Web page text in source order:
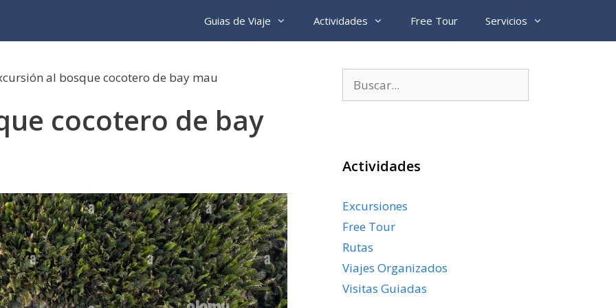
Guias de Viaje Actividades Free Tour Servicios
al bosque cocotero de bay mau
cocotero de bay
Actividades
Excursiones
Free Tour
Rutas
Viajes Organizados
Visitas Guiadas